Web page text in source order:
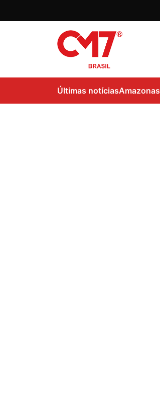
Últimas notíciasAmazonas